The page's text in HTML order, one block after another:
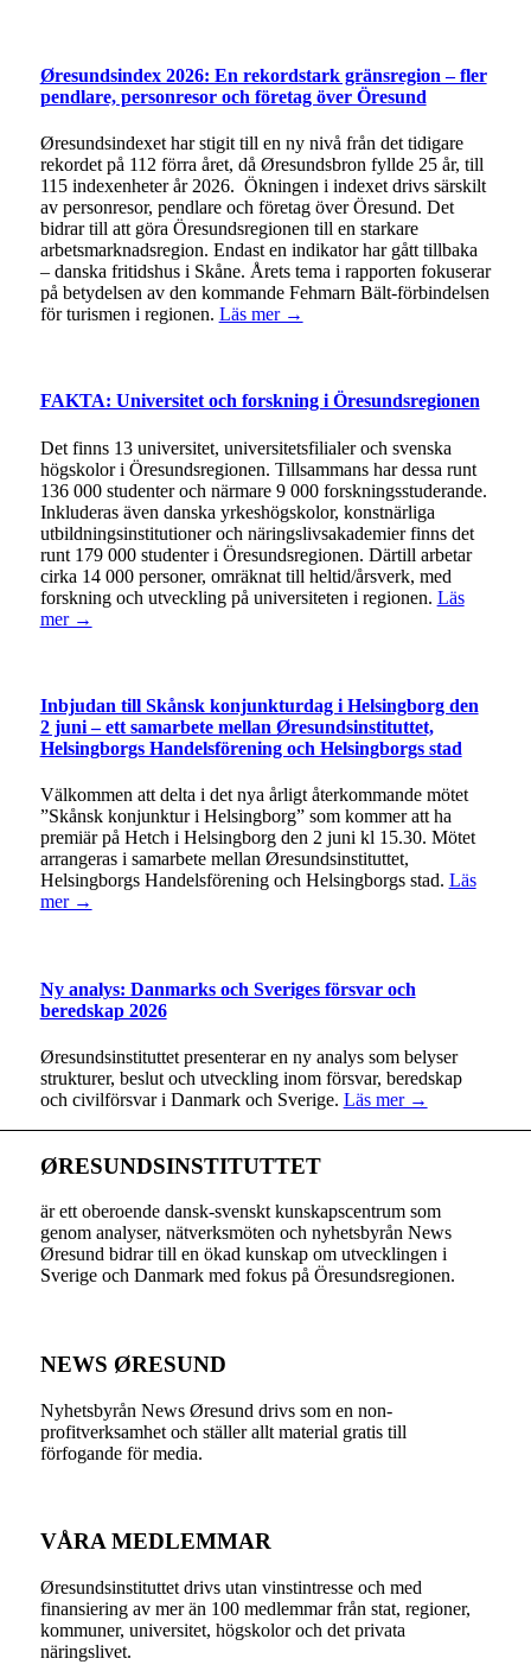
Øresundsindex 2026: En rekordstark gränsregion – fler
pendlare, personresor och företag över Öresund
Øresundsindexet har stigit till en ny nivå från det tidigare
rekordet på 112 förra året, då Øresundsbron fyllde 25 år, till
115 indexenheter år 2026. Ökningen i indexet drivs särskilt
av personresor, pendlare och företag över Öresund. Det
bidrar till att göra Öresundsregionen till en starkare
arbetsmarknadsregion. Endast en indikator har gått tillbaka
– danska fritidshus i Skåne. Årets tema i rapporten fokuserar
på betydelsen av den kommande Fehmarn Bält-förbindelsen
för turismen i regionen. Läs mer →
FAKTA: Universitet och forskning i Öresundsregionen
Det finns 13 universitet, universitetsfilialer och svenska
högskolor i Öresundsregionen. Tillsammans har dessa runt
136 000 studenter och närmare 9 000 forskningsstuderande.
Inkluderas även danska yrkeshögskolor, konstnärliga
utbildningsinstitutioner och näringslivsakademier finns det
runt 179 000 studenter i Öresundsregionen. Därtill arbetar
cirka 14 000 personer, omräknat till heltid/årsverk, med
forskning och utveckling på universiteten i regionen. Läs
mer →
Inbjudan till Skånsk konjunkturdag i Helsingborg den
2 juni – ett samarbete mellan Øresundsinstituttet,
Helsingborgs Handelsförening och Helsingborgs stad
Välkommen att delta i det nya årligt återkommande mötet
”Skånsk konjunktur i Helsingborg” som kommer att ha
premiär på Hetch i Helsingborg den 2 juni kl 15.30. Mötet
arrangeras i samarbete mellan Øresundsinstituttet,
Helsingborgs Handelsförening och Helsingborgs stad. Läs
mer →
Ny analys: Danmarks och Sveriges försvar och
beredskap 2026
Øresundsinstituttet presenterar en ny analys som belyser
strukturer, beslut och utveckling inom försvar, beredskap
och civilförsvar i Danmark och Sverige. Läs mer →
ØRESUNDSINSTITUTTET
är ett oberoende dansk-svenskt kunskapscentrum som
genom analyser, nätverksmöten och nyhetsbyrån News
Øresund bidrar till en ökad kunskap om utvecklingen i
Sverige och Danmark med fokus på Öresundsregionen.
NEWS ØRESUND
Nyhetsbyrån News Øresund drivs som en non-
profitverksamhet och ställer allt material gratis till
förfogande för media.
VÅRA MEDLEMMAR
Øresundsinstituttet drivs utan vinst­intresse och med
finansiering av mer än 100 medlemmar från stat, regioner,
kommuner, universitet, högskolor och det privata
näringslivet.